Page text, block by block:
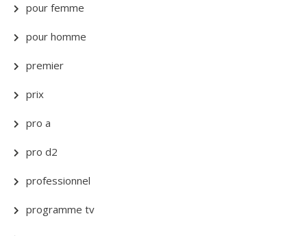
pour femme
pour homme
premier
prix
pro a
pro d2
professionnel
programme tv